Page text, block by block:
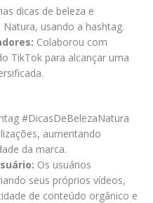
dicas de beleza e
usando a hashtag.
Colaborou com
TikTok para alcançar uma
#DicasDeBelezaNatura
aumentando
da marca.
Os usuários
seus próprios vídeos,
de conteúdo orgânico e